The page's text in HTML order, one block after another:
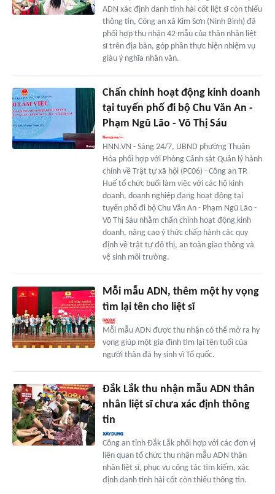
ADN xác định danh tính hài cốt liệt sĩ còn thiếu
thông tin, Công an xã Kim Sơn (Ninh Bình) đã
phối hợp thu nhận 42 mẫu của thân nhân liệt
sĩ trên địa bàn, góp phần thực hiện nhiệm vụ
giàu ý nghĩa nhân văn.
Chấn chỉnh hoạt động kinh doanh
tại tuyến phố đi bộ Chu Văn An -
Phạm Ngũ Lão - Võ Thị Sáu
HNN.VN - Sáng 24/7, UBND phường Thuận
Hóa phối hợp với Phòng Cảnh sát Quản lý hành
chính về Trật tự xã hội (PC06) - Công an TP.
Huế tổ chức buổi làm việc với các hộ kinh
doanh, doanh nghiệp đang hoạt động tại
tuyến phố đi bộ Chu Văn An - Phạm Ngũ Lão -
Võ Thị Sáu nhằm chấn chỉnh hoạt động kinh
doanh, nâng cao ý thức chấp hành các quy
định về trật tự đô thị, an toàn giao thông và
vệ sinh môi trường.
Mỗi mẫu ADN, thêm một hy vọng
tìm lại tên cho liệt sĩ
Mỗi mẫu ADN được thu nhận có thể mở ra hy
vọng giúp một gia đình tìm lại tên tuổi của
người thân đã hy sinh vì Tổ quốc.
Đắk Lắk thu nhận mẫu ADN thân
nhân liệt sĩ chưa xác định thông
tin
Công an tỉnh Đắk Lắk phối hợp với các đơn vị
liên quan tổ chức thu nhận mẫu ADN thân
nhân liệt sĩ, phục vụ công tác tìm kiếm, xác
định danh tính hài cốt còn thiếu thông tin.